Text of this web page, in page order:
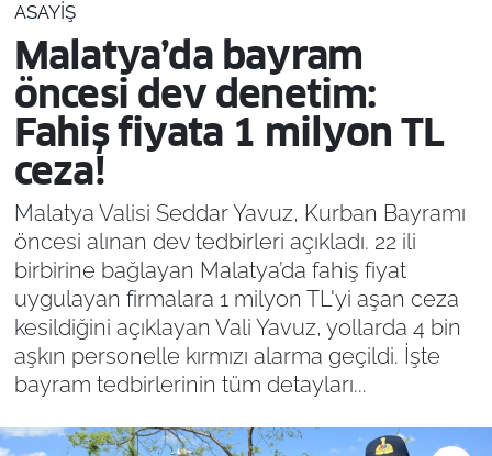
ASAYIŞ
Malatya’da bayram
öncesi dev denetim:
Fahiş fiyata 1 milyon TL
ceza!
Malatya Valisi Seddar Yavuz, Kurban Bayramı
öncesi alınan dev tedbirleri açıkladı. 22 ili
birbirine bağlayan Malatya’da fahiş fiyat
uygulayan firmalara 1 milyon TL'yi aşan ceza
kesildiğini açıklayan Vali Yavuz, yollarda 4 bin
aşkın personelle kırmızı alarma geçildi. İşte
bayram tedbirlerinin tüm detayları...
Resmi İlanlar
Son Dakika Haberleri
Haber Arşivi